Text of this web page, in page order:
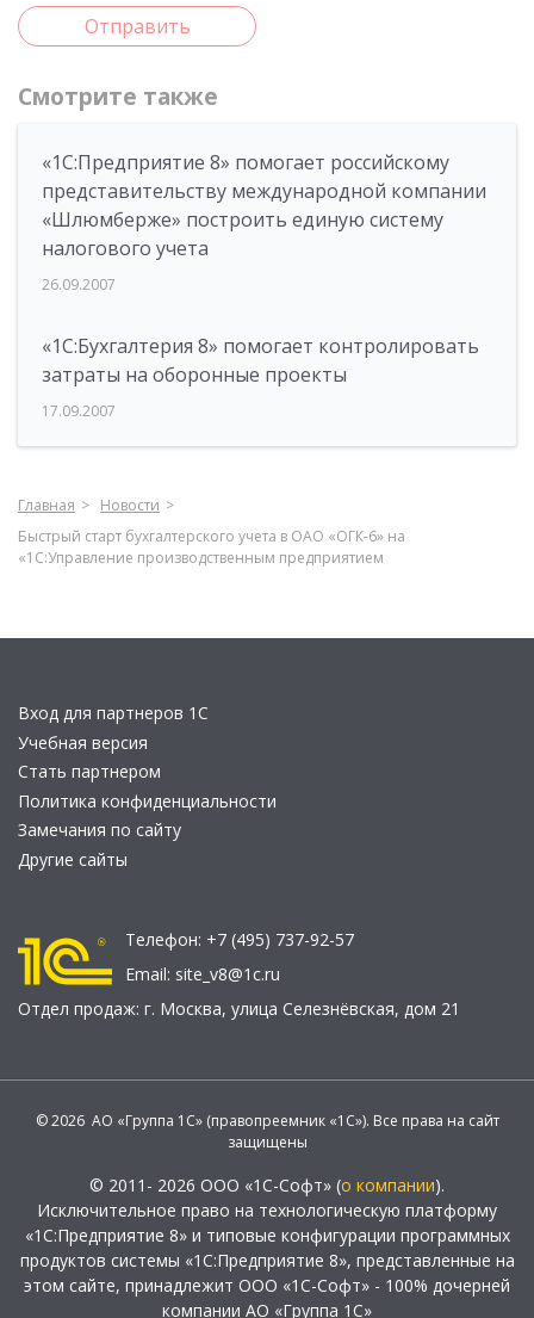
Отправить
Смотрите также
«1С:Предприятие 8» помогает российскому
представительству международной компании
«Шлюмберже» построить единую систему
налогового учета
26.09.2007
«1С:Бухгалтерия 8» помогает контролировать
затраты на оборонные проекты
17.09.2007
Главная
Новости
Быстрый старт бухгалтерского учета в ОАО «ОГК-6» на
«1С:Управление производственным предприятием
Вход для партнеров 1С
Учебная версия
Стать партнером
Политика конфиденциальности
Замечания по сайту
Другие сайты
Телефон: +7 (495) 737-92-57
Email: site_v8@1c.ru
Отдел продаж: г. Москва, улица Селезнёвская, дом 21
© 2026 АО «Группа 1С» (правопреемник «1С»). Все права на сайт
защищены
© 2011- 2026 ООО «1С-Софт» (о компании).
Исключительное право на технологическую платформу
«1С:Предприятие 8» и типовые конфигурации программных
продуктов системы «1С:Предприятие 8», представленные на
этом сайте, принадлежит ООО «1С-Софт» - 100% дочерней
компании АО «Группа 1С»